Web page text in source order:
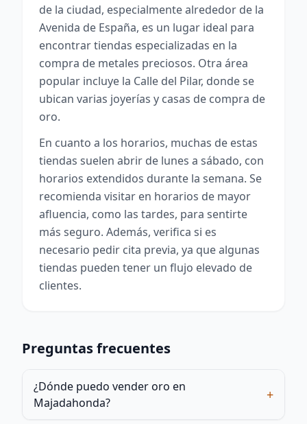
de la ciudad, especialmente alrededor de la
Avenida de España, es un lugar ideal para
encontrar tiendas especializadas en la
compra de metales preciosos. Otra área
popular incluye la Calle del Pilar, donde se
ubican varias joyerías y casas de compra de
oro.
En cuanto a los horarios, muchas de estas
tiendas suelen abrir de lunes a sábado, con
horarios extendidos durante la semana. Se
recomienda visitar en horarios de mayor
afluencia, como las tardes, para sentirte
más seguro. Además, verifica si es
necesario pedir cita previa, ya que algunas
tiendas pueden tener un flujo elevado de
clientes.
Preguntas frecuentes
¿Dónde puedo vender oro en
Majadahonda?
+